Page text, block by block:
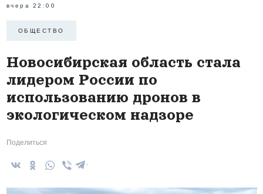
вчера 22:00
ОБЩЕСТВО
Новосибирская область стала
лидером России по
использованию дронов в
экологическом надзоре
Поделиться